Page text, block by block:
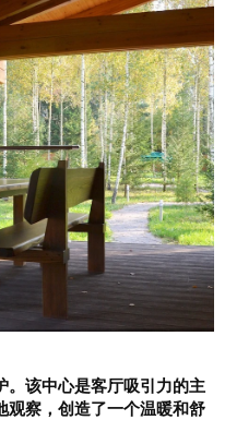
。该中心是客厅吸引力的主
观察，创造了一个温暖和舒